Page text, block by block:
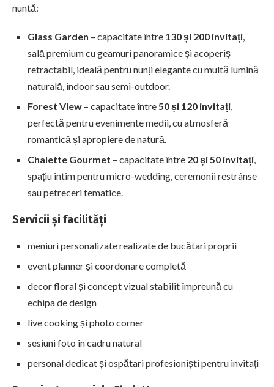
nuntă:
Glass Garden – capacitate între 130 și 200 invitați,
sală premium cu geamuri panoramice și acoperiș
retractabil, ideală pentru nunți elegante cu multă lumină
naturală, indoor sau semi-outdoor.
Forest View – capacitate între50 și 120 invitați,
perfectă pentru evenimente medii, cu atmosferă
romantică și apropiere de natură.
Chalette Gourmet – capacitate între 20 și 50 invitați,
spațiu intim pentru micro-wedding, ceremonii restrânse
sau petreceri tematice.
Servicii și facilități
meniuri personalizate realizate de bucătari proprii
event planner și coordonare completă
decor floral și concept vizual stabilit împreună cu
echipa de design
live cooking și photo corner
sesiuni foto în cadru natural
personal dedicat și ospătari profesioniști pentru invitați